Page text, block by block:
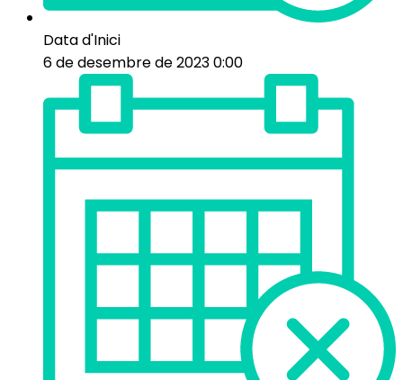
Data d'Inici
6 de desembre de 2023 0:00